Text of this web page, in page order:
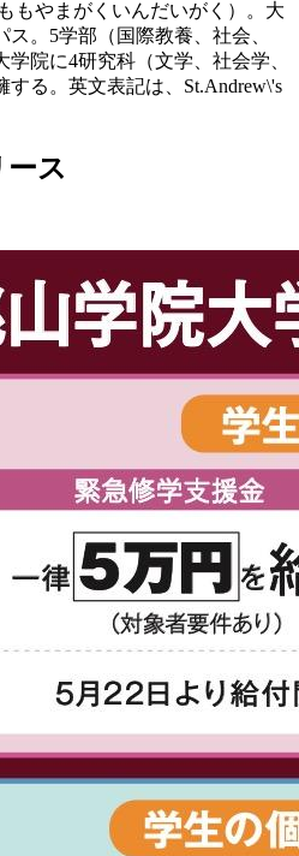
もやまがくいんだいがく）。大
。5学部（国際教養、社会、
院に4研究科（文学、社会学、
る。英文表記は、St.Andrew\'s
ス